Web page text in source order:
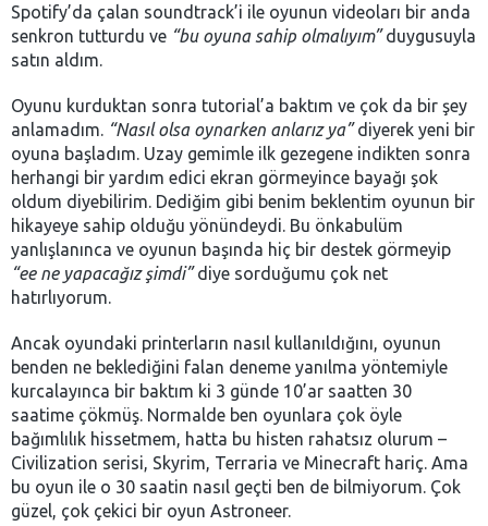
Spotify’da çalan soundtrack’i ile oyunun videoları bir anda
senkron tutturdu ve “bu oyuna sahip olmalıyım”duygusuyla
satın aldım.
Oyunu kurduktan sonra tutorial’a baktım ve çok da bir şey
anlamadım.
“Nasıl olsa oynarken anlarız ya”diyerek yeni bir
oyuna başladım. Uzay gemimle ilk gezegene indikten sonra
herhangi bir yardım edici ekran görmeyince bayağı şok
oldum diyebilirim. Dediğim gibi benim beklentim oyunun bir
hikayeye sahip olduğu yönündeydi. Bu önkabulüm
yanlışlanınca ve oyunun başında hiç bir destek görmeyip
“ee ne yapacağız şimdi”diye sorduğumu çok net
hatırlıyorum.
Ancak oyundaki printerların nasıl kullanıldığını, oyunun
benden ne beklediğini falan deneme yanılma yöntemiyle
kurcalayınca bir baktım ki 3 günde 10’ar saatten 30
saatime çökmüş. Normalde ben oyunlara çok öyle
bağımlılık hissetmem, hatta bu histen rahatsız olurum –
Civilization serisi, Skyrim, Terraria ve Minecraft hariç. Ama
bu oyun ile o 30 saatin nasıl geçti ben de bilmiyorum. Çok
güzel, çok çekici bir oyun Astroneer.